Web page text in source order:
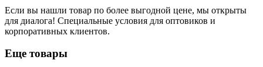
Если вы нашли товар по более выгодной цене, мы открыты
для диалога! Специальные условия для оптовиков и
корпоративных клиентов.
Еще товары